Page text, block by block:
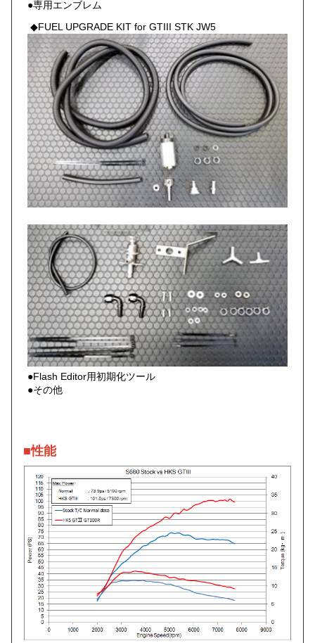
●専用エンブレム
◆FUEL UPGRADE KIT for GTIII STK JW5
●Flash Editor用初期化ツール
●その他
■性能